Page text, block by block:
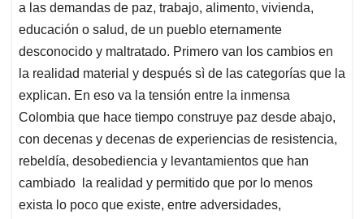
a las demandas de paz, trabajo, alimento, vivienda,
educación o salud, de un pueblo eternamente
desconocido y maltratado. Primero van los cambios en
la realidad material y después sì de las categorías que la
explican. En eso va la tensión entre la inmensa
Colombia que hace tiempo construye paz desde abajo,
con decenas y decenas de experiencias de resistencia,
rebeldía, desobediencia y levantamientos que han
cambiado la realidad y permitido que por lo menos
exista lo poco que existe, entre adversidades,